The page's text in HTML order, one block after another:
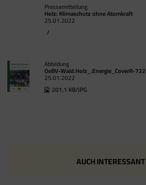
Pressemitteilung
Holz: Klimaschutz ohne Atomkraft
25.01.2022
/
Abbildung
OeBV-Wald.Holz_.Energie_CoverR-
25.01.2022
201,1 KB/JPG
AUCH INTERESSANT